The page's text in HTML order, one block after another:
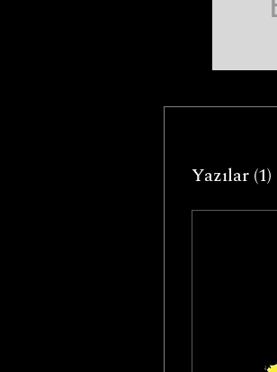
Yazılar (1)